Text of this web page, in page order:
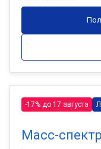
-17% до 17 августа
Масс-